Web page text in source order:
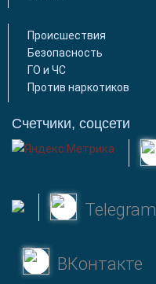
Происшествия
Безопасность
ГО и ЧС
Против наркотиков
Счетчики, соцсети
Telegram
ВКонтакте